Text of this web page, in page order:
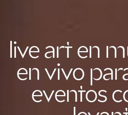
live art en
en vivo
eventos